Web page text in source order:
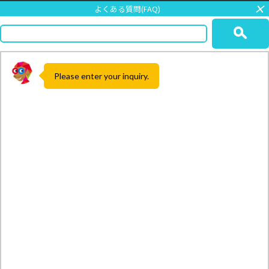
よくある質問(FAQ) ×